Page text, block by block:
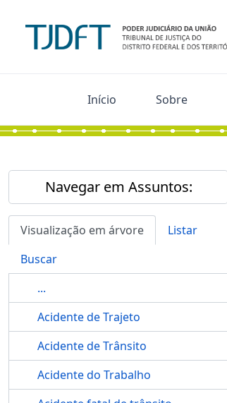
Início Sobre
Navegar em Assuntos:
Visualização em árvore
Listar
Buscar
...
Acidente de Trajeto
Acidente de Trânsito
Acidente do Trabalho